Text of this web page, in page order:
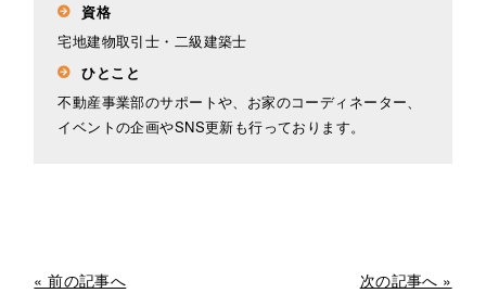
資格
宅地建物取引士・二級建築士
ひとこと
不動産事業部のサポートや、お家のコーディネーター、
イベントの企画やSNS更新も行っております。
« 前の記事へ 次の記事へ »